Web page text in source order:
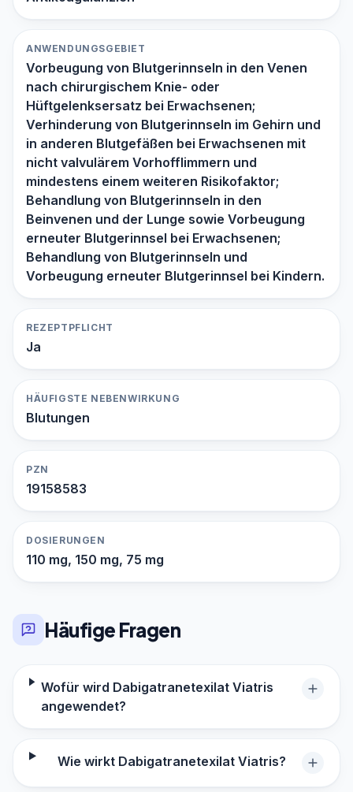
ANWENDUNGSGEBIET
Vorbeugung von Blutgerinnseln in den Venen
nach chirurgischem Knie- oder
Hüftgelenksersatz bei Erwachsenen;
Verhinderung von Blutgerinnseln im Gehirn und
in anderen Blutgefäßen bei Erwachsenen mit
nicht valvulärem Vorhofflimmern und
mindestens einem weiteren Risikofaktor;
Behandlung von Blutgerinnseln in den
Beinvenen und der Lunge sowie Vorbeugung
erneuter Blutgerinnsel bei Erwachsenen;
Behandlung von Blutgerinnseln und
Vorbeugung erneuter Blutgerinnsel bei Kindern.
REZEPTPFLICHT
Ja
HÄUFIGSTE NEBENWIRKUNG
Blutungen
PZN
19158583
DOSIERUNGEN
110 mg, 150 mg, 75 mg
Häufige Fragen
Wofür wird Dabigatranetexilat Viatris
angewendet?
Wie wirkt Dabigatranetexilat Viatris?